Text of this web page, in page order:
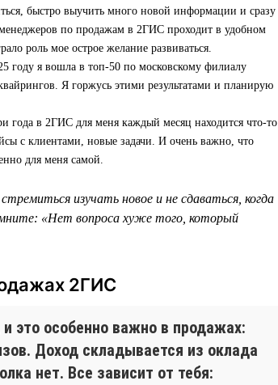
быстро выучить много новой информации и сразу
по продажам в 2ГИС проходит в удобном
роль мое острое желание развиваться.
году я вошла в топ‑50 по московскому филиалу
Я горжусь этими результатами и планирую
года в 2ГИС для меня каждый месяц находится что-то
с клиентами, новые задачи. И очень важно, что
для меня самой.
изучать новое и не сдаваться, когда
«Нет вопроса хуже того, который
2ГИС
это особенно важно в продажах:
Доход складывается из оклада
нет. Все зависит от тебя: